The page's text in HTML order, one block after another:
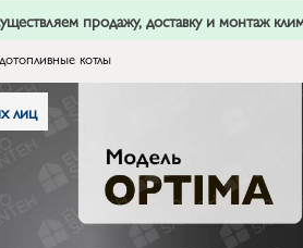
продажу, доставку и монтаж
котлы
лиц